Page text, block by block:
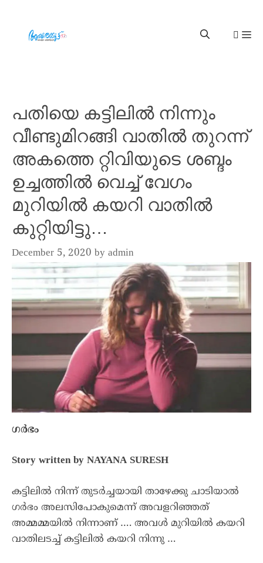
പതിയെ കട്ടിലിൽ നിന്നും
വീണ്ടുമിറങ്ങി വാതിൽ തുറന്ന്
അകത്തെ റ്റിവിയുടെ ശബ്ദം
ഉച്ചത്തിൽ വെച്ച് വേഗം
മുറിയിൽ കയറി വാതിൽ
കുറ്റിയിട്ടു…
December 5, 2020 by admin
ഗർഭം
Story written by NAYANA SURESH
കട്ടിലിൽ നിന്ന് തുടർച്ചയായി താഴേക്കു ചാടിയാൽ
ഗർഭം അലസിപോകുമെന്ന് അവളറിഞ്ഞത്
അമ്മമ്മയിൽ നിന്നാണ് …. അവൾ മുറിയിൽ കയറി
വാതിലടച്ച് കട്ടിലിൽ കയറി നിന്നു …